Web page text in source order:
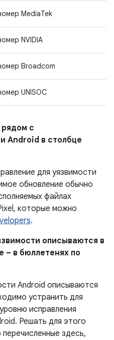
MediaTek
NVIDIA
Broadcom
UNISOC
с
Android в столбце
для уязвимости
обновление обычно
файлах
которые можно
.
описываются в
– в бюллетенях по
Android описываются
устранить для
исправления
Решать для этого
здесь,